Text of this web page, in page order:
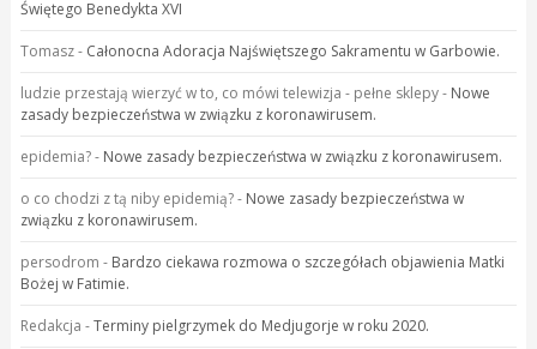
Świętego Benedykta XVI
Tomasz- Całonocna Adoracja Najświętszego Sakramentu w Garbowie.
ludzie przestają wierzyć w to, co mówi telewizja - pełne sklepy- Nowe
zasady bezpieczeństwa w związku z koronawirusem.
epidemia?- Nowe zasady bezpieczeństwa w związku z koronawirusem.
o co chodzi z tą niby epidemią?- Nowe zasady bezpieczeństwa w
związku z koronawirusem.
persodrom - Bardzo ciekawa rozmowa o szczegółach objawienia Matki
Bożej w Fatimie.
Redakcja -Terminy pielgrzymek do Medjugorje w roku 2020.